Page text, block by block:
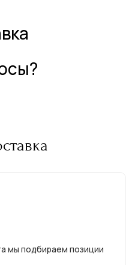
мы подбираем позиции